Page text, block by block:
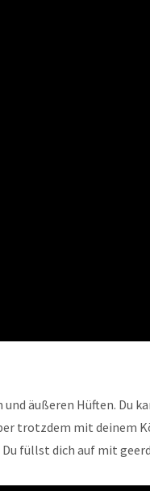
äußeren Hüften. Du
trotzdem mit deinem
füllst dich auf mit